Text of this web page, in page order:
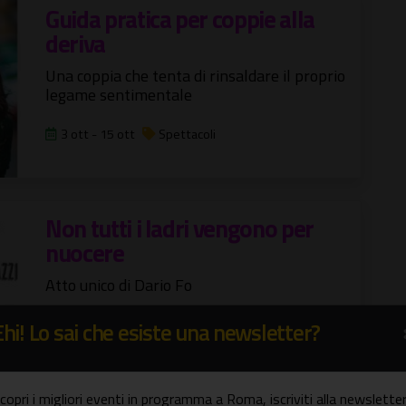
Guida pratica per coppie alla
deriva
Una coppia che tenta di rinsaldare il proprio
legame sentimentale
3 ott - 15 ott Spettacoli
Non tutti i ladri vengono per
nuocere
Atto unico di Dario Fo
12 ott - 15 ott Spettacoli
Lo sai che esiste una newsletter?
i migliori eventi in programma a Roma, iscriviti alla